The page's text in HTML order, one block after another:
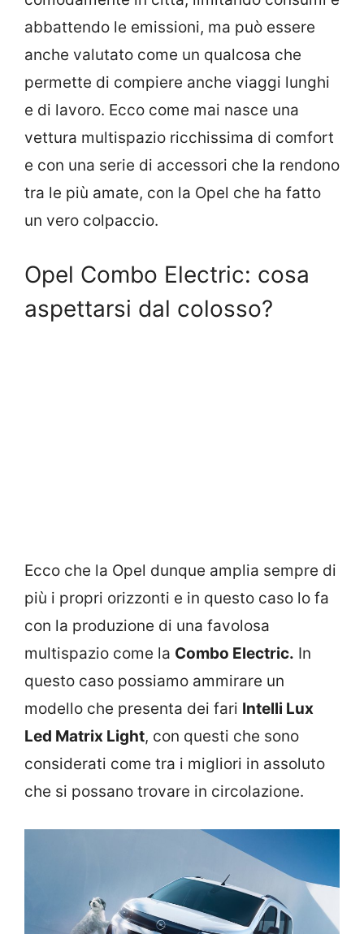
abbattendo le emissioni, ma può essere
anche valutato come un qualcosa che
permette di compiere anche viaggi lunghi
e di lavoro. Ecco come mai nasce una
vettura multispazio ricchissima di comfort
e con una serie di accessori che la rendono
tra le più amate, con la Opel che ha fatto
un vero colpaccio.
Opel Combo Electric: cosa
aspettarsi dal colosso?
Ecco che la Opel dunque amplia sempre di
più i propri orizzonti e in questo caso lo fa
con la produzione di una favolosa
multispazio come la Combo Electric. In
questo caso possiamo ammirare un
modello che presenta dei fari Intelli Lux
Led Matrix Light, con questi che sono
considerati come tra i migliori in assoluto
che si possano trovare in circolazione.